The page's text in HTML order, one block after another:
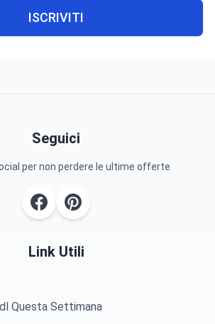
ISCRIVITI
Seguici
per non perdere le ultime offerte
Link Utili
Questa Settimana